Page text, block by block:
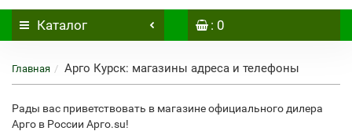
Каталог : 0
Главная Арго Курск: магазины адреса и телефоны
Рады вас приветствовать в магазине официального дилера
Арго в России Арго.su!